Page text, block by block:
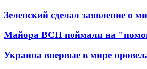
Зеленский сделал заявление о
Майора ВСП поймали на
Украина впервые в мире